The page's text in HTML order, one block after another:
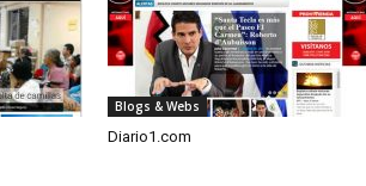
Blogs & Webs
Diario1.com